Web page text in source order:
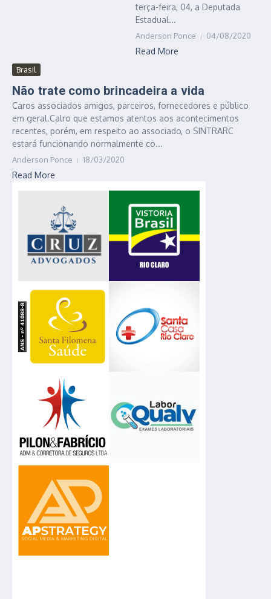
terça-feira, 04, a Deputada
Estadual...
Anderson Ponce 04/08/2020
Read More
Brasil
Não trate como brincadeira a vida
Caros associados amigos, parceiros, fornecedores e público
em geral.Calro que estamos atentos aos acontecimentos
recentes, porém, em respeito ao associado, o SINTRARC
estará funcionando normalmente co...
Anderson Ponce 18/03/2020
Read More